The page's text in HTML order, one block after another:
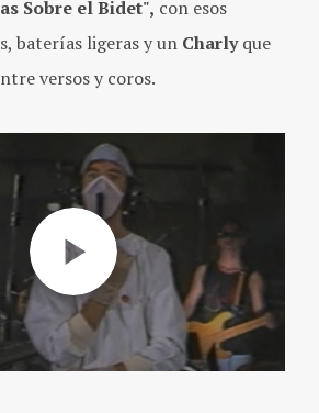
Sobre el Bidet", con esos
baterías ligeras y un Charlyque
versos y coros.